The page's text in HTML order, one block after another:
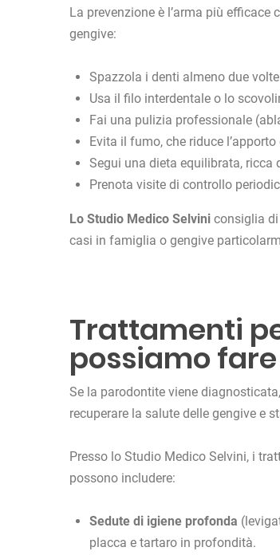
La prevenzione è l’arma più
gengive:
Spazzola i denti almeno due
Usa il filo interdentale o lo
Fai una pulizia professionale
Evita il fumo, che riduce
Segui una dieta equilibrata, ricca
Prenota visite di controllo
Lo Studio Medico Selvini consiglia
casi in famiglia o gengive
Trattamenti
possiamo
Se la parodontite viene
recuperare la salute delle gengive e
Presso lo Studio Medico Selvini, i
possono includere:
Sedute di igiene profonda
placca e tartaro in profondità.